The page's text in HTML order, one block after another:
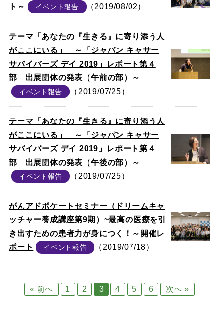
ト～
イベント報告 （2019/08/02）
テーマ「あなたの『生きる』に寄り添う人
がここにいる」 ～「ジャパン キャサー
サバイバーズ デイ 2019」レポート第４
部 出展団体の発表（午前の部）～
イベント報告 （2019/07/25）
テーマ「あなたの『生きる』に寄り添う人
がここにいる」 ～「ジャパン キャサー
サバイバーズ デイ 2019」レポート第４
部 出展団体の発表（午後の部）～
イベント報告 （2019/07/25）
がんアドボケートセミナー（ドリームキャ
ッチャー養成講座第9期）~最高の医療を引
き出すための患者力が身につく！～開催レ
ポート
イベント報告 （2019/07/18）
« 前へ 1 2 3 4 5 6 次へ »